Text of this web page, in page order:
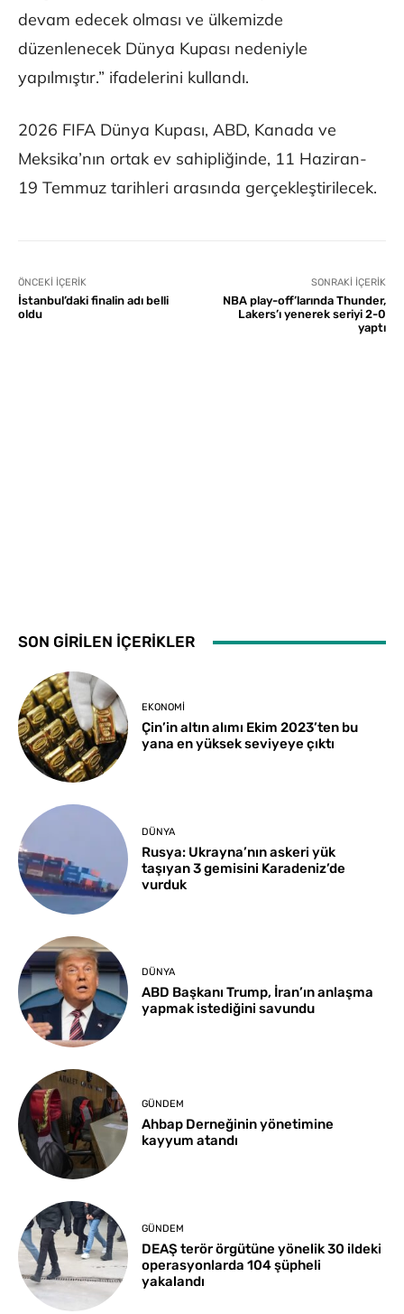
devam edecek olması ve ülkemizde
düzenlenecek Dünya Kupası nedeniyle
yapılmıştır.” ifadelerini kullandı.
2026 FIFA Dünya Kupası, ABD, Kanada ve
Meksika’nın ortak ev sahipliğinde, 11 Haziran-
19 Temmuz tarihleri ​​arasında gerçekleştirilecek.
ÖNCEKI İÇERIK
İstanbul’daki finalin adı belli
oldu
SONRAKI İÇERIK
NBA play-off’larında Thunder,
Lakers’ı yenerek seriyi 2-0
yaptı
SON GİRİLEN İÇERİKLER
EKONOMI
Çin’in altın alımı Ekim 2023’ten bu
yana en yüksek seviyeye çıktı
DÜNYA
Rusya: Ukrayna’nın askeri yük
taşıyan 3 gemisini Karadeniz’de
vurduk
DÜNYA
ABD Başkanı Trump, İran’ın anlaşma
yapmak istediğini savundu
GÜNDEM
Ahbap Derneğinin yönetimine
kayyum atandı
GÜNDEM
DEAŞ terör örgütüne yönelik 30 ildeki
operasyonlarda 104 şüpheli
yakalandı